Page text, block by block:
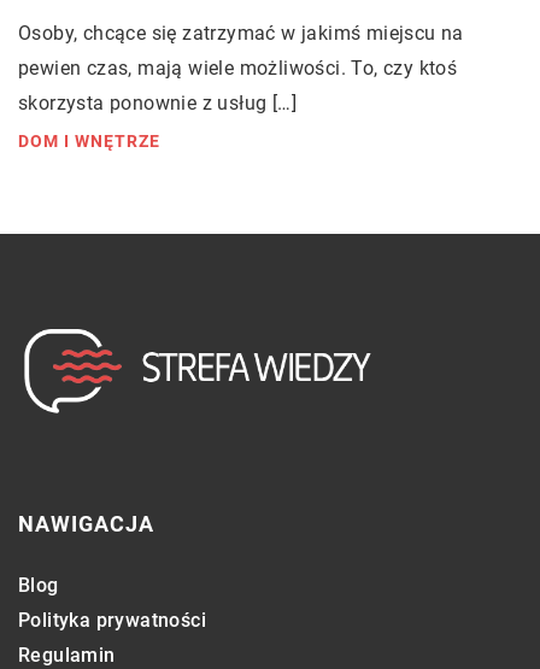
Osoby, chcące się zatrzymać w jakimś miejscu na
pewien czas, mają wiele możliwości. To, czy ktoś
skorzysta ponownie z usług […]
DOM I WNĘTRZE
NAWIGACJA
Blog
Polityka prywatności
Regulamin